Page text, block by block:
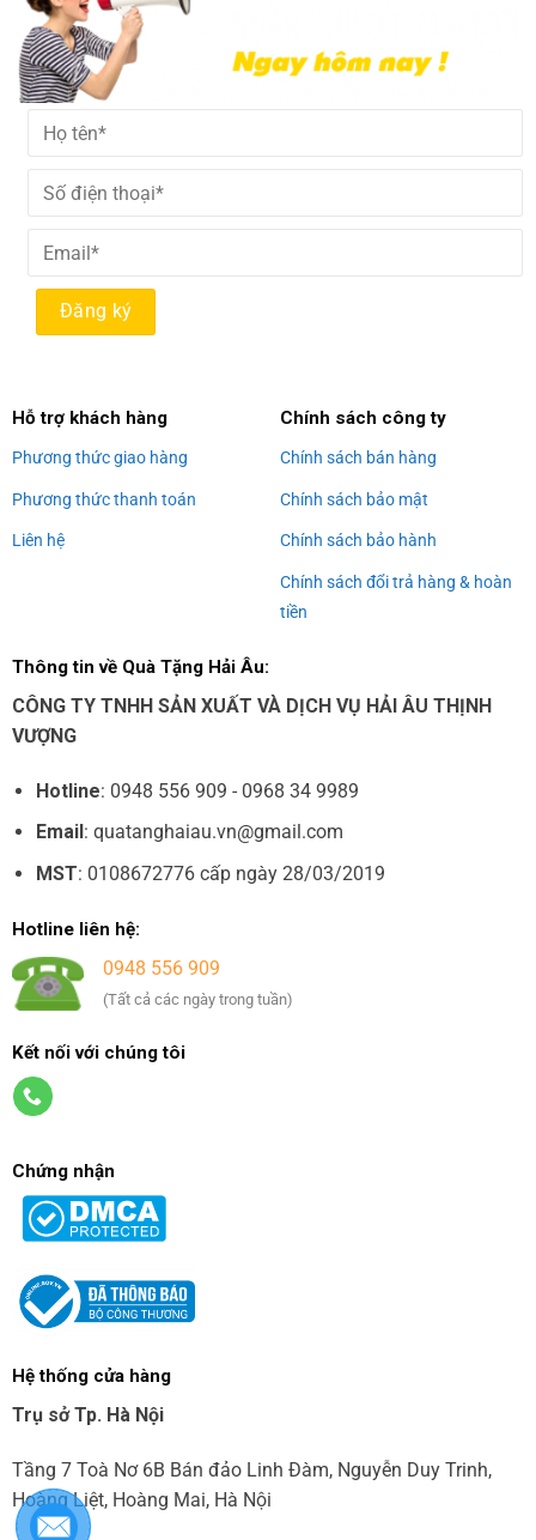
Hỗ trợ khách hàng
Phương thức giao hàng
Phương thức thanh toán
Liên hệ
Chính sách công ty
Chính sách bán hàng
Chính sách bảo mật
Chính sách bảo hành
Chính sách đổi trả hàng & hoàn
tiền
Thông tin về Quà Tặng Hải Âu:
CÔNG TY TNHH SẢN XUẤT VÀ DỊCH VỤ HẢI ÂU THỊNH
VƯỢNG
Hotline: 0948 556 909 - 0968 34 9989
Email : quatanghaiau.vn@gmail.com
MST: 0108672776 cấp ngày 28/03/2019
Hotline liên hệ:
0948 556 909
(Tất cả các ngày trong tuần)
Kết nối với chúng tôi
Chứng nhận
Hệ thống cửa hàng
Trụ sở Tp. Hà Nội
Tầng 7 Toà Nơ 6B Bán đảo Linh Đàm, Nguyễn Duy Trinh,
Hoàng Liệt, Hoàng Mai, Hà Nội